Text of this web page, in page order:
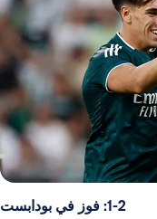
1-2: فوز في بودابست